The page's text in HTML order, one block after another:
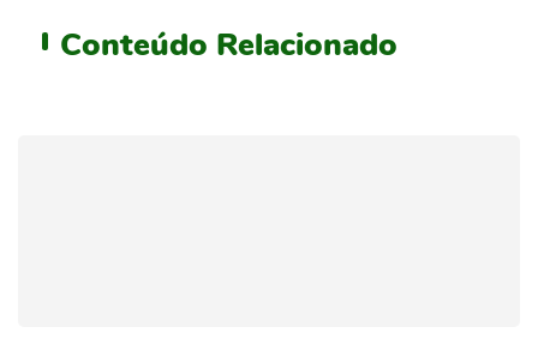
Conteúdo Relacionado